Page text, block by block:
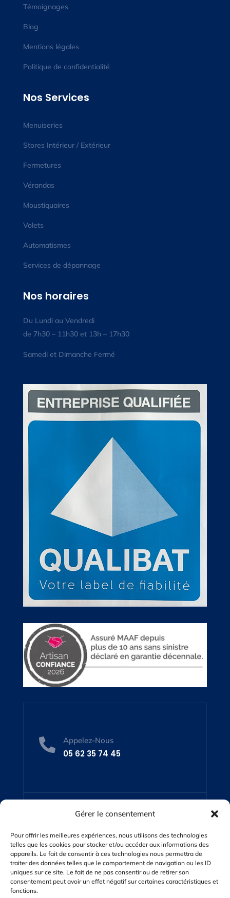
Gérer le consentement
Pour offrir les meilleures expériences, nous utilisons des technologies
telles que les cookies pour stocker et/ou accéder aux informations des
appareils. Le fait de consentir à ces technologies nous permettra de
traiter des données telles que le comportement de navigation ou les ID
uniques sur ce site. Le fait de ne pas consentir ou de retirer son
consentement peut avoir un effet négatif sur certaines caractéristiques et
fonctions.
Témoignages
Blog
Mentions légales
Politique de confidentialité
Nos Services
Menuiseries
Stores Intérieur / Extérieur
Fermetures
Vérandas
Moustiquaires
Volets
Automatismes
Services de dépannage
Nos horaires
Du Lundi au Vendredi
de 7h30 – 11h30 et 13h – 17h30
Samedi et Dimanche Fermé
 Appelez-Nous
05 62 35 74 45

sarl-p.l.h@wanadoo.fr